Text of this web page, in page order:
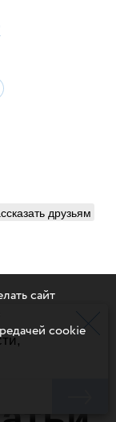
друзьям
сайт
cookie